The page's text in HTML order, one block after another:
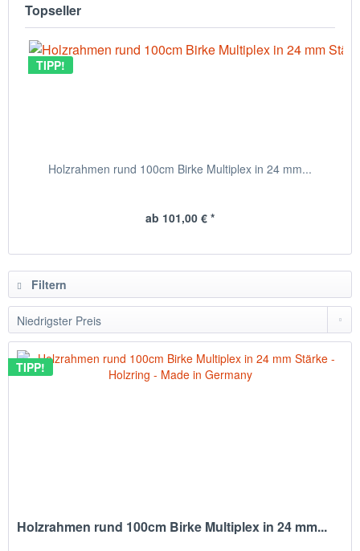
Topseller
TIPP!
Holzrahmen rund 100cm Birke Multiplex in 24 mm...
ab 101,00 € *
Filtern
TIPP!
Holzrahmen rund 100cm Birke Multiplex in 24 mm...